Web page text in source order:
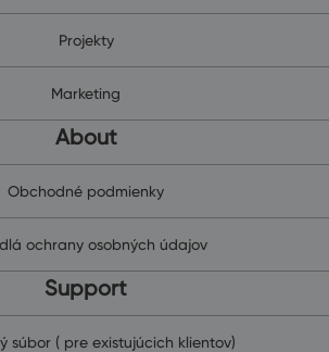
Projekty
Marketing
About
Obchodné podmienky
ochrany osobných údajov
Support
súbor ( pre existujúcich klientov)